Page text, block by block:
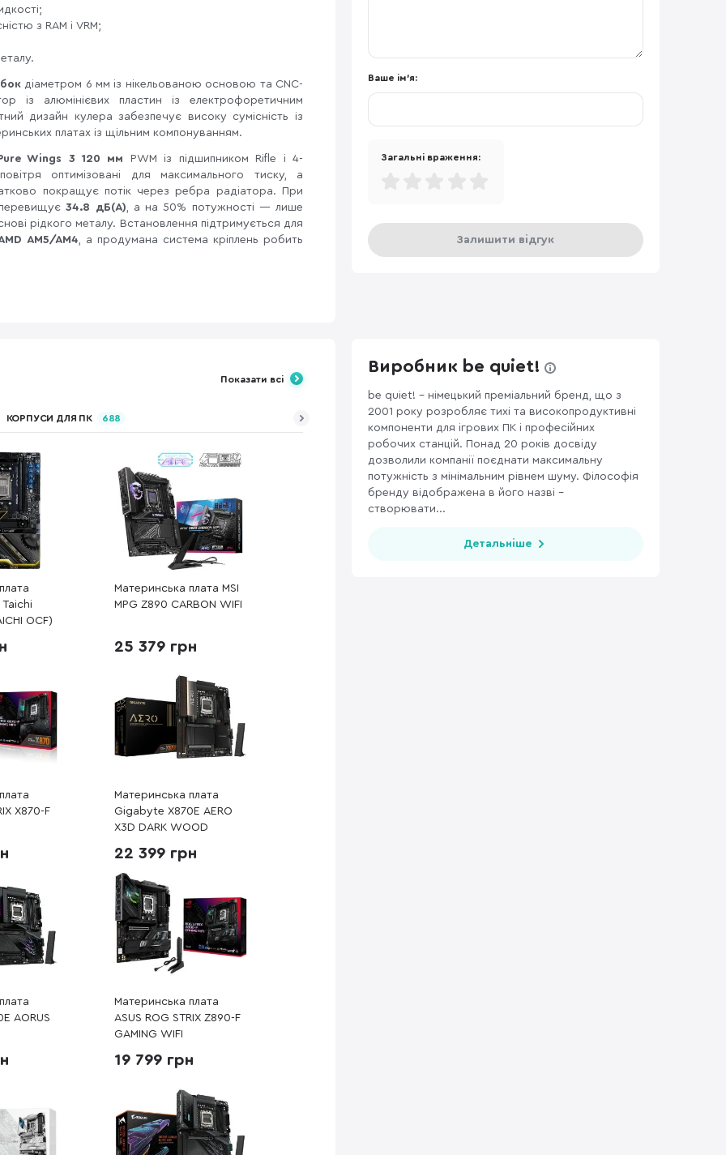
з RAM і VRM;
діаметром 6 мм із нікельованою основою та CNC-
із алюмінієвих пластин із електрофоретичним
дизайн кулера забезпечує високу сумісність із
платах із щільним компонуванням.
Wings 3 120 мм
PWM із підшипником Rifle і 4-
оптимізовані для максимального тиску, а
покращує потік через ребра радіатора. При
34.8 дБ(А), а на 50% потужності — лише
рідкого металу. Встановлення підтримується для
AM5/AM4, а продумана система кріплень робить
Ваше ім'я:
Загальні враження:
Залишити відгук
Показати всі
КОРПУСИ ДЛЯ ПК 688
OCF)
Материнська плата MSI
MPG Z890 CARBON WIFI
25 379 грн
X870-F
Материнська плата
Gigabyte X870E AERO
X3D DARK WOOD
22 399 грн
AORUS
Материнська плата
ASUS ROG STRIX Z890-F
GAMING WIFI
19 799 грн
Виробник be quiet!
be quiet! – німецький преміальний бренд, що з
2001 року розробляє тихі та високопродуктивні
компоненти для ігрових ПК і професійних
робочих станцій. Понад 20 років досвіду
дозволили компанії поєднати максимальну
потужність з мінімальним рівнем шуму. Філософія
бренду відображена в його назві –
створювати...
Детальніше